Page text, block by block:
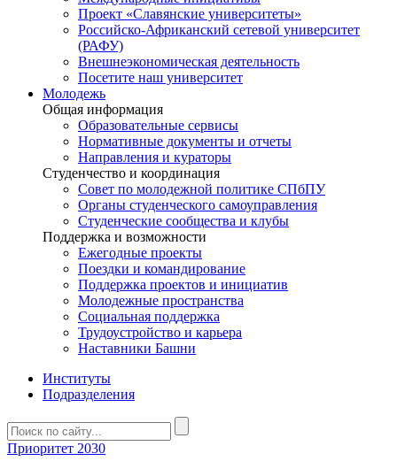
Проект «Славянские университеты»
Российско-Африканский сетевой университет
(РАФУ)
Внешнеэкономическая деятельность
Посетите наш университет
Молодежь
Общая информация
Образовательные сервисы
Нормативные документы и отчеты
Направления и кураторы
Студенчество и координация
Совет по молодежной политике СПбПУ
Органы студенческого самоуправления
Студенческие сообщества и клубы
Поддержка и возможности
Ежегодные проекты
Поездки и командирование
Поддержка проектов и инициатив
Молодежные пространства
Социальная поддержка
Трудоустройство и карьера
Наставники Башни
Институты
Подразделения
Приоритет 2030